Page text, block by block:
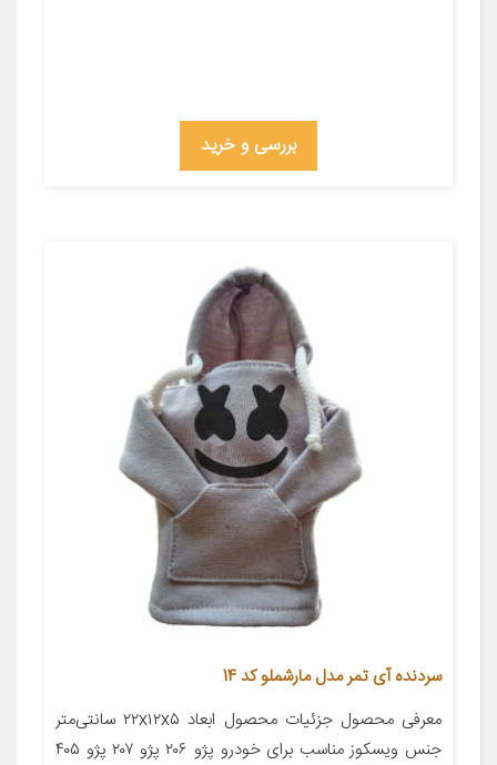
بررسی و خرید
سردنده آی تمر مدل مارشملو کد 14
معرفی محصول جزئیات محصول ابعاد ۲۲x۱۲x۵ سانتی‌متر
جنس ویسکوز مناسب برای خودرو پژو ۲۰۶ پژو ۲۰۷ پژو ۴۰۵